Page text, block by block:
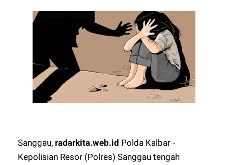
Sanggau, radarkita.web.id Polda Kalbar -
Kepolisian Resor (Polres) Sanggau tengah